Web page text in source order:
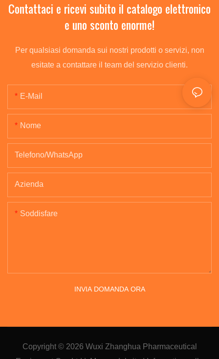
Contattaci e ricevi subito il catalogo elettronico
e uno sconto enorme!
Per qualsiasi domanda sui nostri prodotti o servizi, non
esitate a contattare il team del servizio clienti.
E-Mail
Nome
Telefono/WhatsApp
Azienda
Soddisfare
INVIA DOMANDA ORA
Copyright © 2026 Wuxi Zhanghua Pharmaceutical